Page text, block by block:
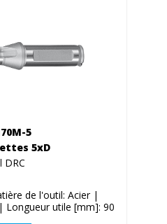
5
5xD
DRC
de l'outil: Acier |
Longueur utile [mm]: 90